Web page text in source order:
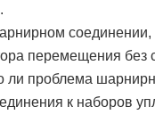
перемещения
ли проблема
к наборов